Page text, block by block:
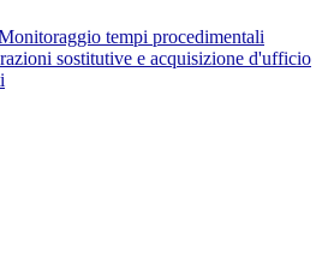
tempi procedimentali
sostitutive e acquisizione d'ufficio